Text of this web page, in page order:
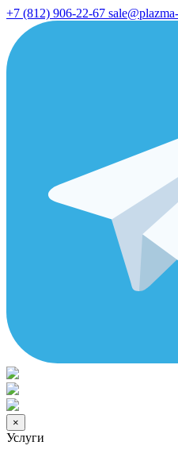
+7 (812) 906-22-67
×
Услуги